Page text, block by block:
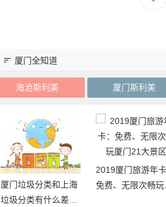
厦门全知道
海沧斯利美 厦门斯利美
厦门垃圾分类和上海
垃圾分类有什么差异
2019厦门旅游年卡
免费、无限次畅玩